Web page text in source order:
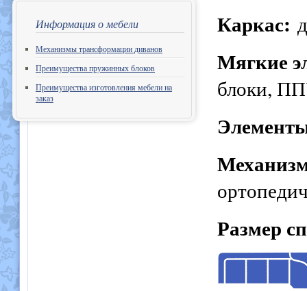
Информация о мебели
Механизмы трансформации диванов
Преимущества пружинных блоков
Преимущества изготовления мебели на
заказ
Каркас:
Мягкие
блоки,
Размер